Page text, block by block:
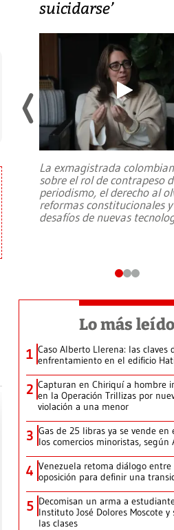
suicidarse’
La exmagistrada
sobre el rol de contrapeso
periodismo, el derecho al
reformas constitucionales
desafíos de nuevas
Lo más leído
1 Caso Alberto Llerena: las claves
enfrentamiento en el edificio
2 Capturan en Chiriquí a hombre
en la Operación Trillizas por
violación a una menor
3 Gas de 25 libras ya se vende en
los comercios minoristas, según
4 Venezuela retoma diálogo entre
oposición para definir una
5 Decomisan un arma a
Instituto José Dolores Moscote y
las clases